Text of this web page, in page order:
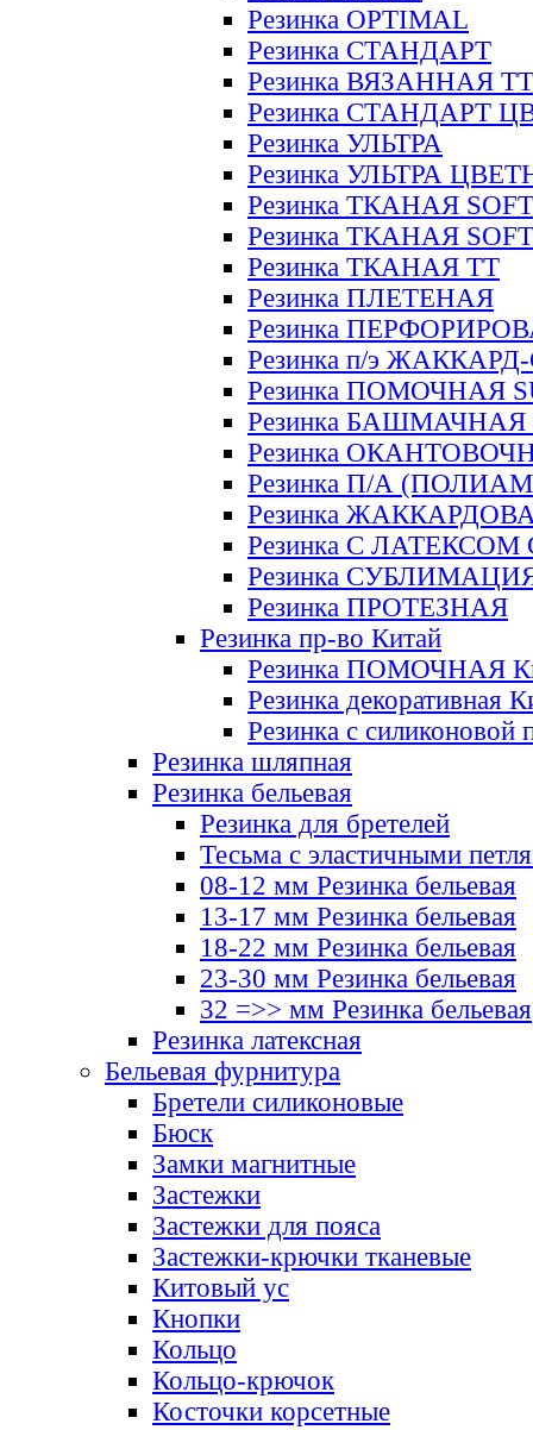
Резинка OPTIMAL
Резинка СТАНДАРТ
Резинка ВЯЗАННАЯ ТТ
Резинка СТАНДАРТ
Резинка УЛЬТРА
Резинка УЛЬТРА
Резинка ТКАНАЯ SOFT
Резинка ТКАНАЯ
Резинка ТКАНАЯ ТТ
Резинка ПЛЕТЕНАЯ
Резинка
Резинка п/э
Резинка ПОМОЧНАЯ
Резинка БАШМАЧНАЯ
Резинка
Резинка П/А
Резинка
Резинка С ЛАТЕКСОМ
Резинка
Резинка ПРОТЕЗНАЯ
Резинка пр-во Китай
Резинка ПОМОЧНАЯ
Резинка декоративная
Резинка с силиконовой
Резинка шляпная
Резинка бельевая
Резинка для бретелей
Тесьма с эластичными
08-12 мм Резинка бельевая
13-17 мм Резинка бельевая
18-22 мм Резинка бельевая
23-30 мм Резинка бельевая
32 =>> мм Резинка бельевая
Резинка латексная
Бельевая фурнитура
Бретели силиконовые
Бюск
Замки магнитные
Застежки
Застежки для пояса
Застежки-крючки тканевые
Китовый ус
Кнопки
Кольцо
Кольцо-крючок
Косточки корсетные